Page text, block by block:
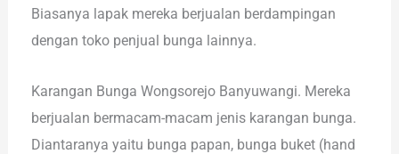
Biasanya lapak mereka berjualan berdampingan
dengan toko penjual bunga lainnya.
Karangan Bunga Wongsorejo Banyuwangi. Mereka
berjualan bermacam-macam jenis karangan bunga.
Diantaranya yaitu bunga papan, bunga buket (hand